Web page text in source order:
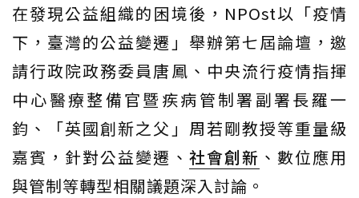
在發現公益組織的困境後，NPOst以「疫情
下，臺灣的公益變遷」舉辦第七屆論壇，邀
請行政院政務委員唐鳳、中央流行疫情指揮
中心醫療整備官暨疾病管制署副署長羅一
鈞、「英國創新之父」周若剛教授等重量級
嘉賓，針對公益變遷、 社會創新 、數位應用
與管制等轉型相關議題深入討論。